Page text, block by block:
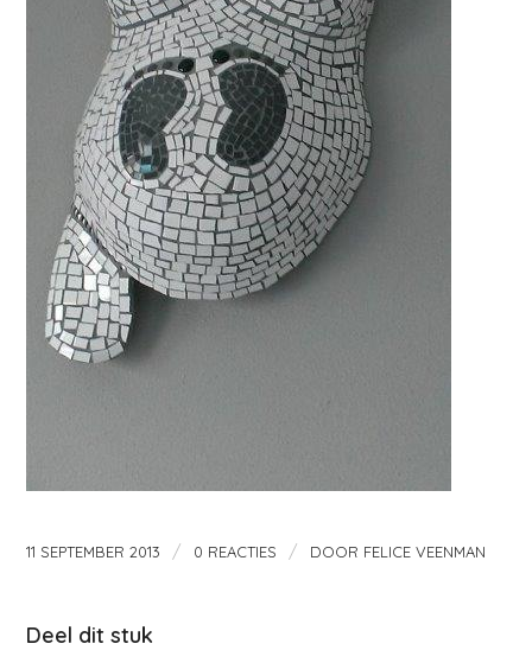
11 SEPTEMBER 2013 / 0 REACTIES / DOOR FELICE VEENMAN
Deel dit stuk